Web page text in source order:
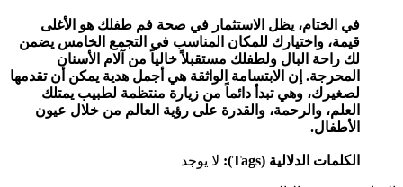
في الختام، يظل الاستثمار في صحة فم طفلك هو الأغلى
قيمة، واختيارك للمكان المناسب في التجمع الخامس يضمن
لك راحة البال ولطفلك مستقبلاً خالياً من آلام الأسنان
المحرجة. إن الابتسامة الواثقة هي أجمل هدية يمكن أن تقدمها
لصغيرك، وهي تبدأ دائماً من زيارة منتظمة لطبيب يمتلك
العلم، والرحمة، والقدرة على رؤية العالم من خلال عيون
الأطفال.
الكلمات الدلالية (Tags): لا يوجد